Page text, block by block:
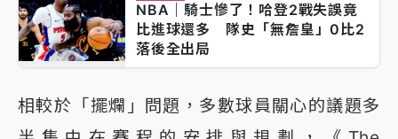
NBA｜騎士慘了！哈登2戰失誤竟
比進球還多 隊史「無詹皇」0比2
落後全出局
相較於「擺爛」問題，多數球員關心的議題多